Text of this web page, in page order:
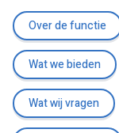
Over de functie
Wat we bieden
Wat wij vragen